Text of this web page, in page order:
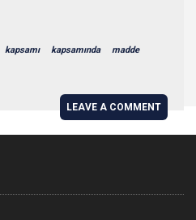
kapsamı kapsamında madde
LEAVE A COMMENT